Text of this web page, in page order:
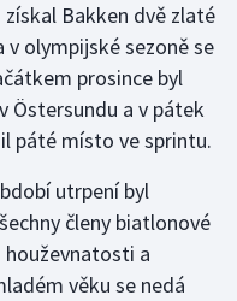
Bakken dvě zlaté
olympijské sezoně se
prosince byl
Östersundu a v pátek
páté místo ve sprintu.
utrpení byl
členy biatlonové
houževnatosti a
věku se nedá